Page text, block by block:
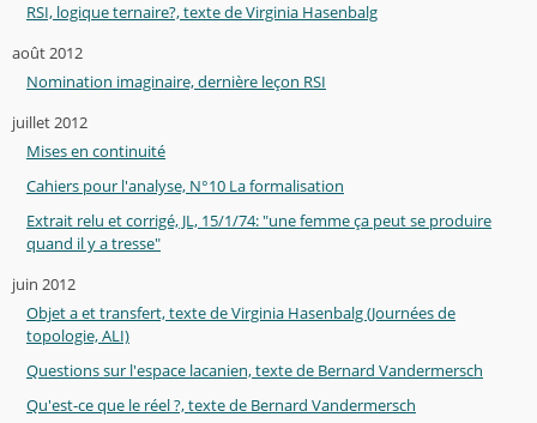
RSI, logique ternaire?, texte de Virginia Hasenbalg
août 2012
Nomination imaginaire, dernière leçon RSI
juillet 2012
Mises en continuité
Cahiers pour l'analyse, N°10 La formalisation
Extrait relu et corrigé, JL, 15/1/74: "une femme ça peut se produire
quand il y a tresse"
juin 2012
Objet a et transfert, texte de Virginia Hasenbalg (Journées de
topologie, ALI)
Questions sur l'espace lacanien, texte de Bernard Vandermersch
Qu'est-ce que le réel ?, texte de Bernard Vandermersch